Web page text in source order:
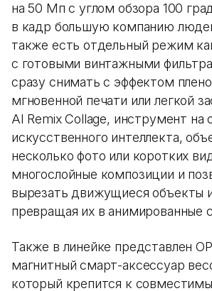
на 50 Мп с углом обзора 100
в кадр большую компанию
также есть отдельный режим
с готовыми винтажными
сразу снимать с эффектом
мгновенной печати или легкой
AI Remix Collage, инструмент на
искусственного интеллекта,
несколько фото или коротких
многослойные композиции и
вырезать движущиеся объекты
превращая их в анимированные
Также в линейке представлен
магнитный смарт-аксессуар
который крепится к